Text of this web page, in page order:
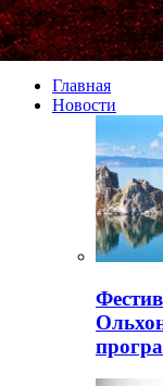
Главная
Новости